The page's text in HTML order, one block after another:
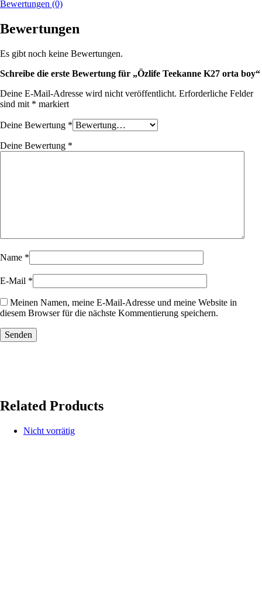
Bewertungen (0)
Bewertungen
Es gibt noch keine Bewertungen.
Schreibe die erste Bewertung für „Özlife Teekanne K27 orta boy“
Deine E-Mail-Adresse wird nicht veröffentlicht. Erforderliche Felder
sind mit * markiert
Deine Bewertung *
Deine Bewertung *
Name *
E-Mail *
Meinen Namen, meine E-Mail-Adresse und meine Website in
diesem Browser für die nächste Kommentierung speichern.
Related Products
Nicht vorrätig